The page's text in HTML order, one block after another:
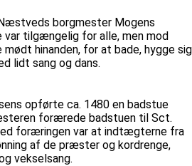
borgmester Mogens
var tilgængelig for alle, men mod
mødt hinanden, for at bade, hygge sig
lidt sang og dans.
opførte ca. 1480 en badstue
forærede badstuen til Sct.
foræringen var at indtægterne fra
af de præster og kordrenge,
vekselsang.